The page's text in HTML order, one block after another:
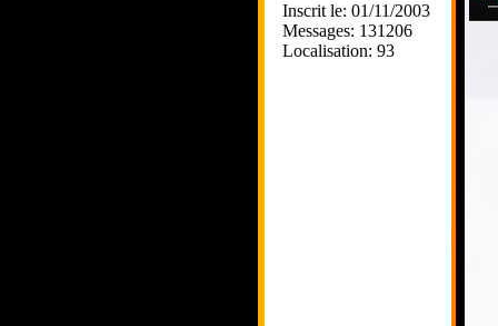
Inscrit le: 01/11/2003
Messages: 131206
Localisation: 93